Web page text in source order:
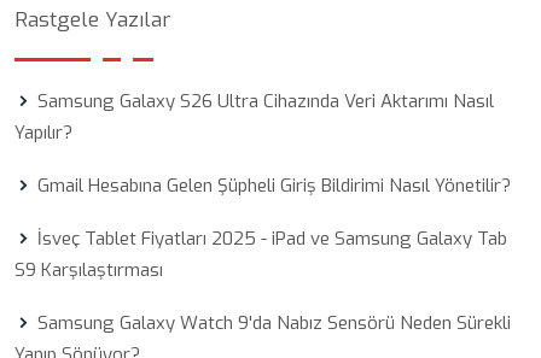
Rastgele Yazılar
Samsung Galaxy S26 Ultra Cihazında Veri Aktarımı Nasıl
Yapılır?
Gmail Hesabına Gelen Şüpheli Giriş Bildirimi Nasıl Yönetilir?
İsveç Tablet Fiyatları 2025 - iPad ve Samsung Galaxy Tab
S9 Karşılaştırması
Samsung Galaxy Watch 9'da Nabız Sensörü Neden Sürekli